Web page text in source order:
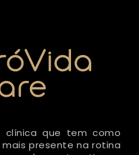
clínica que tem como
presente na rotina